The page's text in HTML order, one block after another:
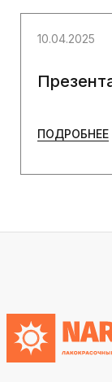
10.04.2025
ПОДРОБНЕЕ